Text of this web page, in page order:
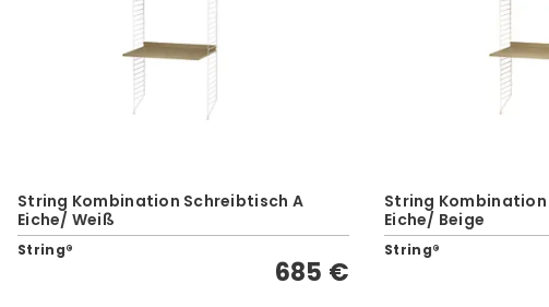
String Kombination Schreibtisch A
Eiche/ Weiß
String®
685 €
String
Eiche/ Beige
String®